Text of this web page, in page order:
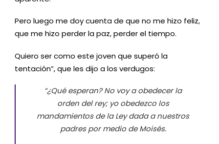
Pero luego me doy cuenta de que no me hizo feliz,
que me hizo perder la paz, perder el tiempo.
Quiero ser como este joven que superó la
tentación”, que les dijo a los verdugos:
“¿Qué esperan? No voy a obedecer la
orden del rey; yo obedezco los
mandamientos de la Ley dada a nuestros
padres por medio de Moisés.